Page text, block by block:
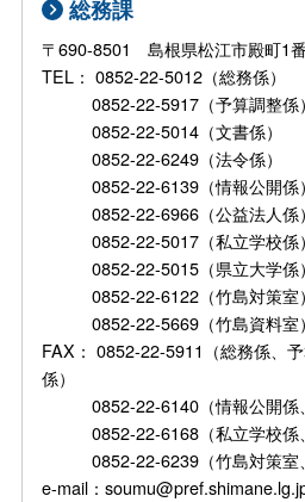
総務課
〒690-8501 島根県松江市殿町1
TEL： 0852-22-5012（総務係）
0852-22-5917（予算調整係）
0852-22-5014（文書係）
0852-22-6249（法令係）
0852-22-6139（情報公開係）
0852-22-6966（公益法人係）
0852-22-5017（私立学校係）
0852-22-5015（県立大学係）
0852-22-6122（竹島対策室）
0852-22-5669（竹島資料室）
FAX： 0852-22-5911（総務係、
係）
0852-22-6140（情報公開係、
0852-22-6168（私立学校係、
0852-22-6239（竹島対策室、
e-mail：